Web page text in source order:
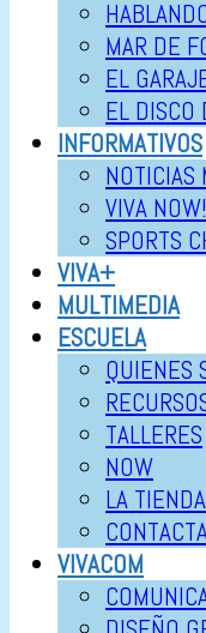
MAR DE
EL
EL DISCO
INFORMATIVOS
NOTICIAS
VIVA NOW!
SPORTS
VIVA+
MULTIMEDIA
ESCUELA
QUIENES
TALLERES
NOW
LA
VIVACOM